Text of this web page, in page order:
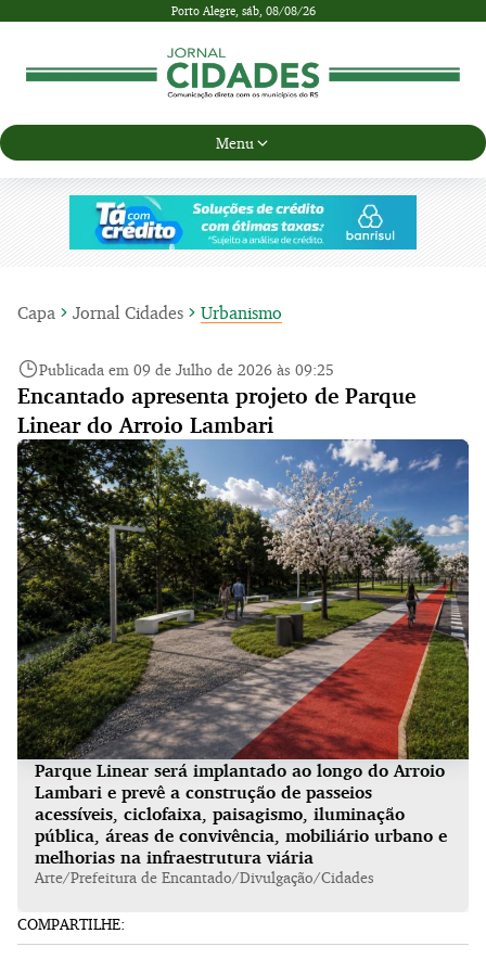
Porto Alegre, sáb, 08/08/26
Menu
Capa Jornal Cidades Urbanismo
Publicada em 09 de Julho de 2026 às 09:25
Encantado apresenta projeto de Parque
Linear do Arroio Lambari
Parque Linear será implantado ao longo do Arroio
Lambari e prevê a construção de passeios
acessíveis, ciclofaixa, paisagismo, iluminação
pública, áreas de convivência, mobiliário urbano e
melhorias na infraestrutura viária
Arte/Prefeitura de Encantado/Divulgação/Cidades
COMPARTILHE: